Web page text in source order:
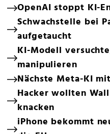
OpenAI stoppt KI-
Schwachstelle bei
aufgetaucht
KI-Modell
manipulieren
Nächste Meta-KI
Hacker wollten
knacken
iPhone bekommt